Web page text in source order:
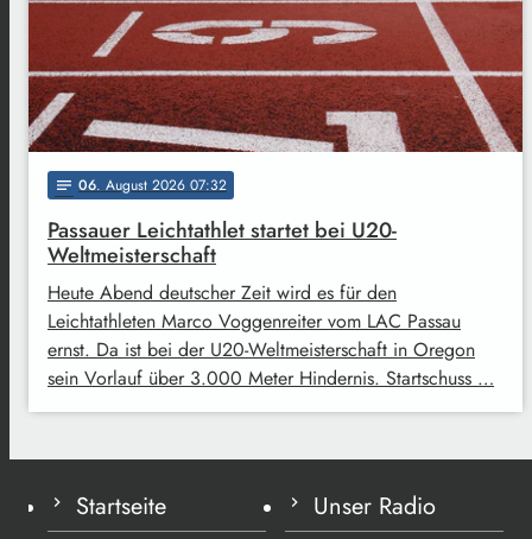
notes 06. August 2026 07:32
Passauer Leichtathlet startet bei U20-
Weltmeisterschaft
Heute Abend deutscher Zeit wird es für den
Leichtathleten Marco Voggenreiter vom LAC Passau
ernst. Da ist bei der U20-Weltmeisterschaft in Oregon
sein Vorlauf über 3.000 Meter Hindernis. Startschuss …
Startseite Unser Radio